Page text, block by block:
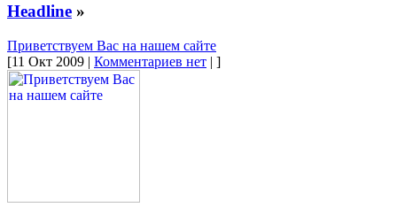
Headline »
Приветствуем Вас на нашем сайте
[11 Окт 2009 | Комментариев нет | ]